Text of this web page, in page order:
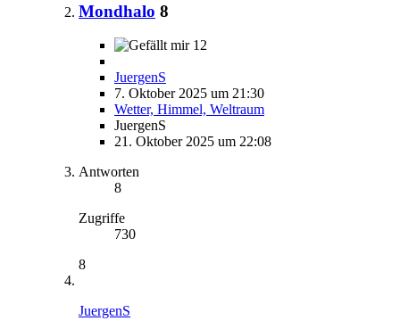
Mondhalo 8
12
JuergenS
7. Oktober 2025 um 21:30
Wetter, Himmel, Weltraum
JuergenS
21. Oktober 2025 um 22:08
Antworten
8
Zugriffe
730
8
JuergenS